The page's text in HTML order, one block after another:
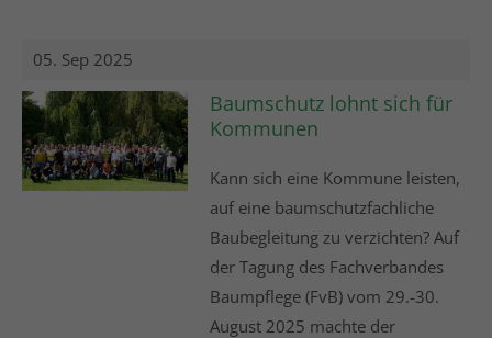
05. Sep 2025
Baumschutz lohnt sich für
Kommunen
Kann sich eine Kommune leisten,
auf eine baumschutzfachliche
Baubegleitung zu verzichten? Auf
der Tagung des Fachverbandes
Baumpflege (FvB) vom 29.-30.
August 2025 machte der